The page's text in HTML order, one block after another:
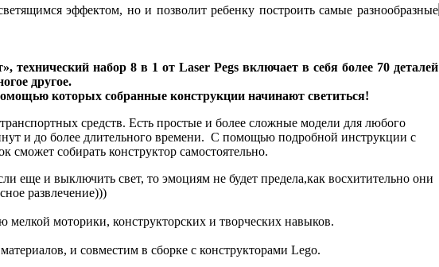
эффектом, но и позволит ребенку построить самые разнообразные
набор 8 в 1 от Laser Pegs включает в себя более 70 деталей
другое.
которых собранные конструкции начинают светиться!
средств. Есть простые и более сложные модели для любого
и до более длительного времени. С помощью подробной инструкции с
собирать конструктор самостоятельно.
еще и выключить свет, то эмоциям не будет предела,как восхитительно они
развлечение)))
мелкой моторики, конструкторских и творческих навыков.
и совместим в сборке с конструкторами Lego.